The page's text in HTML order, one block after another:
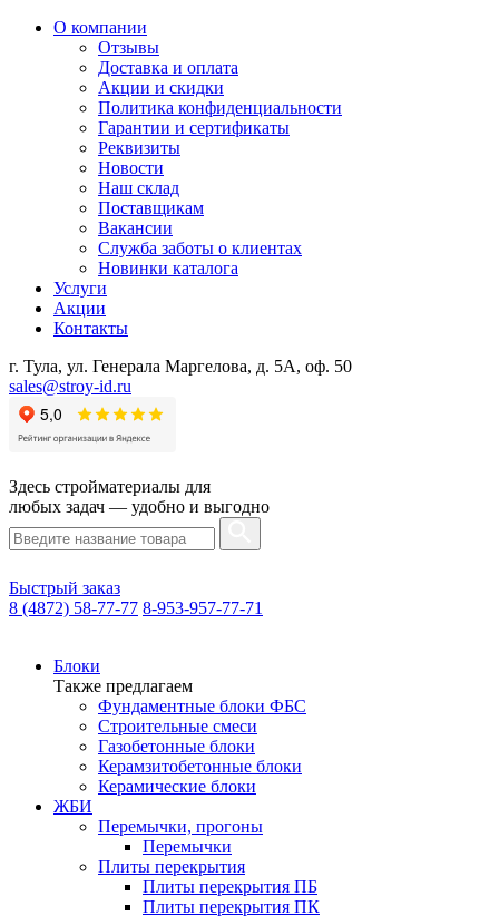
О компании
Отзывы
Доставка и оплата
Акции и скидки
Политика конфиденциальности
Гарантии и сертификаты
Реквизиты
Новости
Наш склад
Поставщикам
Вакансии
Служба заботы о клиентах
Новинки каталога
Услуги
Акции
Контакты
г. Тула, ул. Генерала Маргелова, д. 5А, оф. 50
sales@stroy-id.ru
Здесь стройматериалы для
любых задач — удобно и выгодно
Быстрый заказ
8 (4872) 58-77-77 8-953-957-77-71
Блоки
Также предлагаем
Фундаментные блоки ФБС
Строительные смеси
Газобетонные блоки
Керамзитобетонные блоки
Керамические блоки
ЖБИ
Перемычки, прогоны
Перемычки
Плиты перекрытия
Плиты перекрытия ПБ
Плиты перекрытия ПК